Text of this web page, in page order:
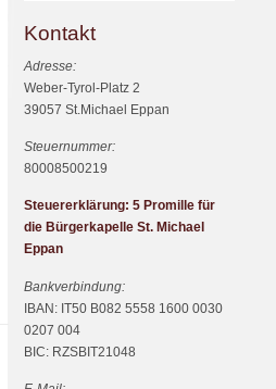
Kontakt
Adresse:
Weber-Tyrol-Platz 2
39057 St.Michael Eppan
Steuernummer:
80008500219
Steuererklärung: 5 Promille für
die Bürgerkapelle St. Michael
Eppan
Bankverbindung:
IBAN: IT50 B082 5558 1600 0030
0207 004
BIC: RZSBIT21048